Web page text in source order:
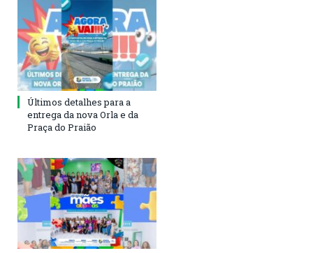
Últimos detalhes para a
entrega da nova Orla e da
Praça do Praião